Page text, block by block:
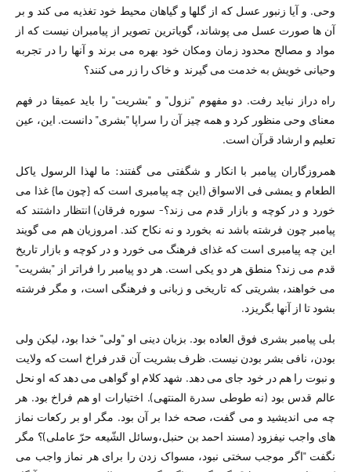
وحی. و آیا زنبور عسل که از گلها و گیاهان محیط خود تغذیه می کند و بر
آن ها صورت عسل می پوشاند، گویاترین تصویر از پیامبران نیست که از
مواد و مصالح محدود زمان ومکان خود بهره می برند و آنها را در تجربه
وحیانی خویش به خدمت می گیرند و خاک را زر می کنند؟
راه دراز نباید رفت. دو مفهوم "نزول" و "بشریت" را باید عمیقا در فهم
معنای وحی منظور کرد و همه چیز آن را سراپا "بشری" دانست. این، عین
تعلیم و ارشاد قرآن است.
همروزگاران پیامبر با انکار و شگفتی می گفتند: ما لهذا الرسول یاکل
الطعام و یمشی فی الاسواق (این چه پیامبری است که {چون ما} غذا می
خورد و در کوچه و بازار قدم می زند؟- سوره فرقان) انتظار داشتند که
پیامبر چون فرشته باشد نه بخورد و نه نکاح کند. امروزیان هم می گویند
این چه پیامبری است که غذای فرهنگ می خورد و در کوچه و بازار تاریخ
قدم می زند؟ منطق هر دو یکی است. هر دو پیامبر را فراتر از "بشریت"
می خواهند، بشریتی که تاریخی و زبانی و فرهنگی است، و مگر فرشته
بشود تا از آنها بگریزد.
بلی پیامبر بشری فوق العاده بود. بزبان دینی او "ولی" خدا بود، لیکن ولی
بودن، نافی بشر بودن نیست. ظرف بشریت آن قدر فراخ است که ولایت
و نبوت را هم در خود جای می دهد. شهد کلام او گواهی می دهد که او نحل
عالم قدس بود (نه طوطی سدرة المنتهی). اختیارات او هم فراخ بود. هر
چه می اندیشید و می گفت، صحه خدا بر آن بود. مگر او بر رکعات نماز
های واجب نیفزود (مسند احمد بن حنبل،وسائل الشّیعه حرّ عاملی)؟ مگر
نگفت "اگر موجب سختی نبود، مسواک زدن را برای هر نماز واجب می